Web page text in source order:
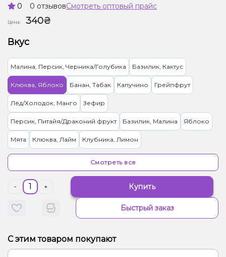
0 0 отзывовСмотреть оптовый прайс
Цена:
340₴
Вкус
Малина, Персик, Черника/Голубика Базилик, Кактус
Клюква, Яблоко Банан, Табак Капучино Грейпфрут
Лёд/Холодок, Манго Зефир
Персик, Питайя/Драконий фрукт Базилик, Малина Яблоко
Мята Клюква, Лайм Клубника, Лимон
Смотреть все
- + Купить
Быстрый заказ
С этим товаром покупают